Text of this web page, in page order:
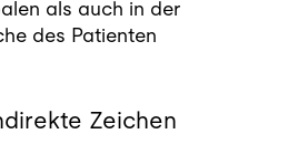
als auch in der
des Patienten
Zeichen